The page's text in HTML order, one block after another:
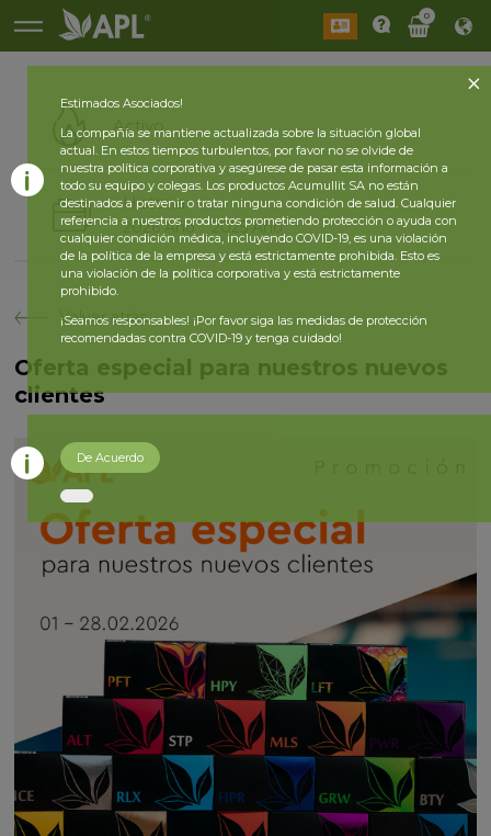
0
Activo
Historia
2026 Año 2025 Año
Volver atrás
Oferta especial para nuestros nuevos
clientes
Estimados Asociados!
La compañía se mantiene actualizada sobre la situación global
actual. En estos tiempos turbulentos, por favor no se olvide de
nuestra política corporativa y asegúrese de pasar esta información a
todo su equipo y colegas. Los productos Acumullit SA no están
destinados a prevenir o tratar ninguna condición de salud. Cualquier
referencia a nuestros productos prometiendo protección o ayuda con
cualquier condición médica, incluyendo COVID-19, es una violación
de la política de la empresa y está estrictamente prohibida. Esto es
una violación de la política corporativa y está estrictamente
prohibido.
¡Seamos responsables! ¡Por favor siga las medidas de protección
recomendadas contra COVID-19 y tenga cuidado!
De Acuerdo